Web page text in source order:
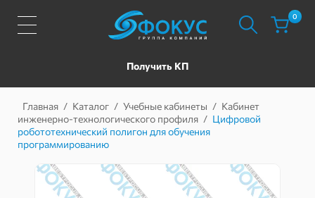
Получить КП
0
Главная / Каталог / Учебные кабинеты / Кабинет
инженерно-технологического профиля / Цифровой
робототехнический полигон для обучения
программированию